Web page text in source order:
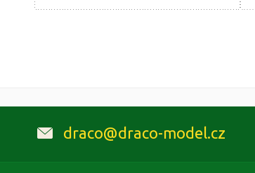
draco@draco-model.cz